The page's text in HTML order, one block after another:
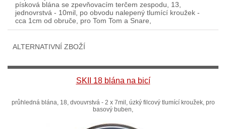
písková blána se zpevňovacím terčem zespodu, 13,
jednovrstvá - 10mil, po obvodu nalepený tlumící kroužek -
cca 1cm od obruče, pro Tom Tom a Snare,
ALTERNATIVNÍ ZBOŽÍ
SKII 18 blána na bicí
průhledná blána, 18, dvouvrstvá - 2 x 7mil, úzký filcový tlumící kroužek, pro
basový buben,